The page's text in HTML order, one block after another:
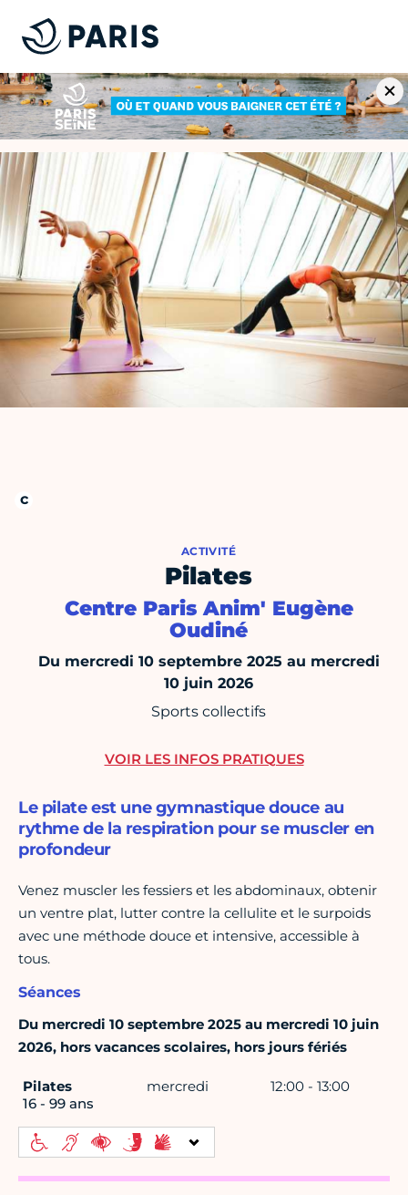
ACTIVITÉ
Pilates
Centre Paris Anim' Eugène
Oudiné
Du mercredi 10 septembre 2025 au mercredi
10 juin 2026
Sports collectifs
Le pilate est une gymnastique douce au
rythme de la respiration pour se muscler en
profondeur
Venez muscler les fessiers et les abdominaux, obtenir
un ventre plat, lutter contre la cellulite et le surpoids
avec une méthode douce et intensive, accessible à
tous.
Séances
Du mercredi 10 septembre 2025 au mercredi 10 juin
2026, hors vacances scolaires, hors jours fériés
Pilates
16 - 99 ans
mercredi 12:00 - 13:00
VOIR LES INFOS PRATIQUES